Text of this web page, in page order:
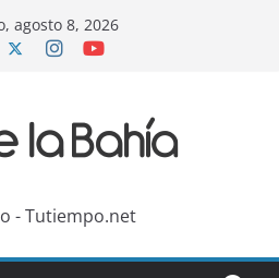
agosto 8, 2026
- Tutiempo.net